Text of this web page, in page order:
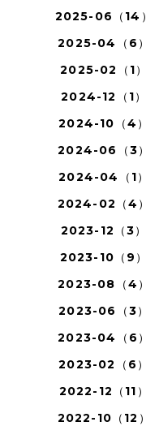
2025-06（14）
2025-04（6）
2025-02（1）
2024-12（1）
2024-10（4）
2024-06（3）
2024-04（1）
2024-02（4）
2023-12（3）
2023-10（9）
2023-08（4）
2023-06（3）
2023-04（6）
2023-02（6）
2022-12（11）
2022-10（12）